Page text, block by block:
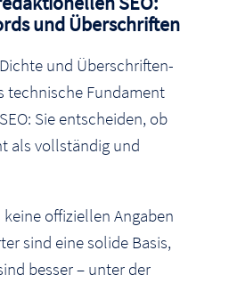
und Überschriften
und Überschriften-
technische Fundament
Sie entscheiden, ob
als vollständig und
offiziellen Angaben
sind eine solide Basis,
besser – unter der